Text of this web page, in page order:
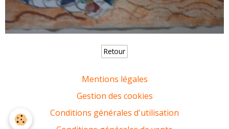
Retour
Mentions légales
Gestion des cookies
Conditions générales d'utilisation